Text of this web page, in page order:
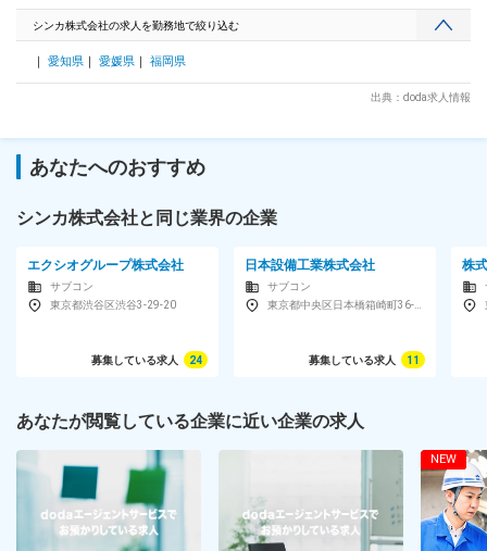
下さい ・当社の魅力や仕事内容、事業内容についての説明が
詰まったHPを是非ご覧ください（https://recruit.shinka-
シンカ株式会社の求人を勤務地で絞り込む
愛知県 愛媛県 福岡県
出典：doda求人情報
あなたへのおすすめ
シンカ株式会社と同じ業界の企業
エクシオグループ株式会社
サブコン
東京都渋谷区渋谷3-29-20
募集している求人 24
日本設備工業株式会社
サブコン
募集している求人 11
株
あなたが閲覧している企業に近い企業の求人
NEW